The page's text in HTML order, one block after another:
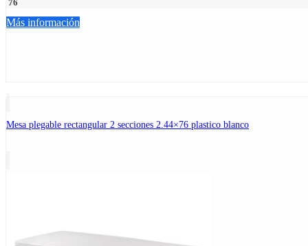
76
Más información
Mesa plegable rectangular 2 secciones 2.44×76 plastico blanco